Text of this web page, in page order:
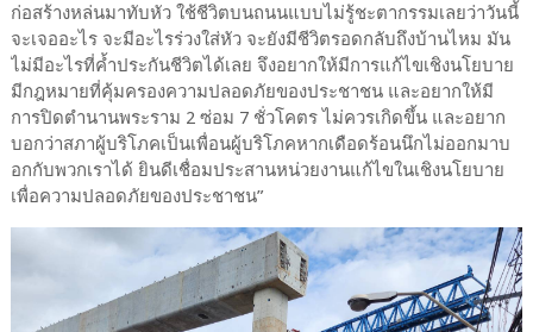
ก่อสร้างหล่นมาทับหัว ใช้ชีวิตบนถนนแบบไม่รู้ชะตากรรมเลยว่าวันนี้
จะเจออะไร จะมีอะไรร่วงใส่หัว จะยังมีชีวิตรอดกลับถึงบ้านไหม มัน
ไม่มีอะไรที่ค้ำประกันชีวิตได้เลย จึงอยากให้มีการแก้ไขเชิงนโยบาย
มีกฎหมายที่คุ้มครองความปลอดภัยของประชาชน และอยากให้มี
การปิดตำนานพระราม 2 ซ่อม 7 ชั่วโคตร ไม่ควรเกิดขึ้น และอยาก
บอกว่าสภาผู้บริโภคเป็นเพื่อนผู้บริโภคหากเดือดร้อนนึกไม่ออกมาบ
อกกับพวกเราได้ ยินดีเชื่อมประสานหน่วยงานแก้ไขในเชิงนโยบาย
เพื่อความปลอดภัยของประชาชน”